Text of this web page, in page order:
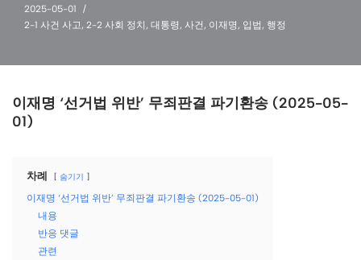
2025-05-01
2-1 사건 사고, 2-2 사회 정치 , 대통령 , 사건 , 이재명 , 입법 , 행정
이재명 ‘선거법 위반’ 무죄판결 파기환송 (2025-05-
01)
차례 숨기기
이재명 ‘선거법 위반’ 무죄판결 파기환송 (2025-05-01)
내용
반응 댓글
관련